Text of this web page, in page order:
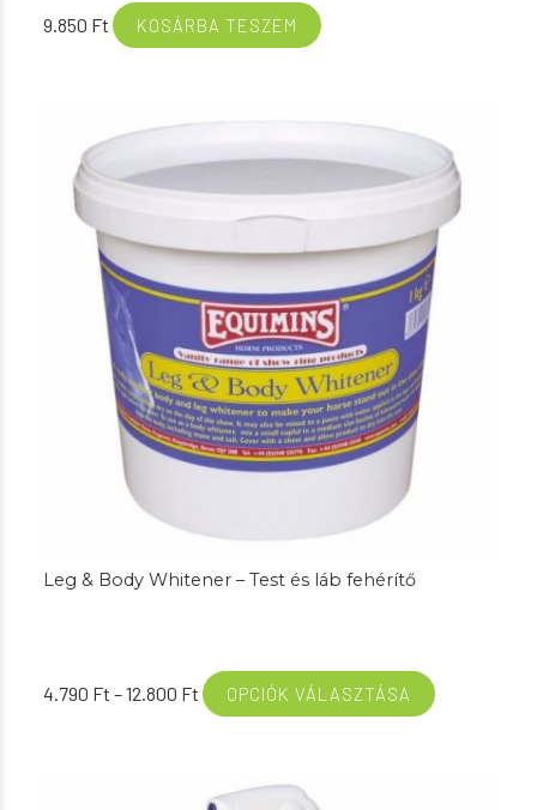
9.850 Ft KOSÁRBA TESZEM
Leg & Body Whitener – Test és láb fehérítő
4.790 Ft –12.800 Ft Ártartomány:
4.790 Ft
OPCIÓK VÁLASZTÁSA